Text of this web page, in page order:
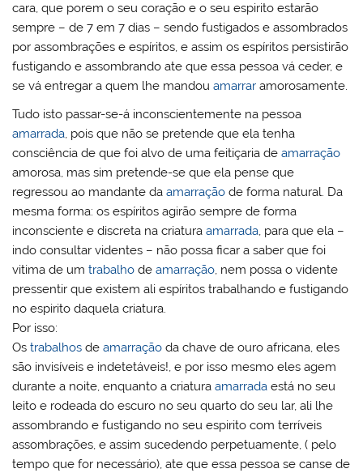
cara, que porem o seu coração e o seu espirito estarão
sempre – de 7 em 7 dias – sendo fustigados e assombrados
por assombrações e espíritos, e assim os espíritos persistirão
fustigando e assombrando ate que essa pessoa vá ceder, e
se vá entregar a quem lhe mandouamarrar amorosamente.
Tudo isto passar-se-á inconscientemente na pessoa
amarrada, pois que não se pretende que ela tenha
consciência de que foi alvo de uma feitiçaria deamarração
amorosa, mas sim pretende-se que ela pense que
regressou ao mandante daamarração de forma natural. Da
mesma forma: os espíritos agirão sempre de forma
inconsciente e discreta na criaturaamarrada, para que ela –
indo consultar videntes – não possa ficar a saber que foi
vitima de umtrabalho deamarração, nem possa o vidente
pressentir que existem ali espíritos trabalhando e fustigando
no espirito daquela criatura.
Por isso:
Ostrabalhos deamarração da chave de ouro africana, eles
são invisíveis e indetetáveis!, e por isso mesmo eles agem
durante a noite, enquanto a criaturaamarrada está no seu
leito e rodeada do escuro no seu quarto do seu lar, ali lhe
assombrando e fustigando no seu espirito com terríveis
assombrações, e assim sucedendo perpetuamente, ( pelo
tempo que for necessário), ate que essa pessoa se canse de